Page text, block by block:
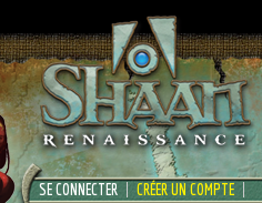
SE CONNECTER CRÉER UN COMPTE